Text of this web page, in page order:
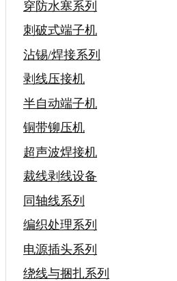
穿防水塞系列
刺破式端子机
沾锡/焊接系列
剥线压接机
半自动端子机
铜带铆压机
超声波焊接机
裁线剥线设备
同轴线系列
编织处理系列
电源插头系列
绕线与捆扎系列